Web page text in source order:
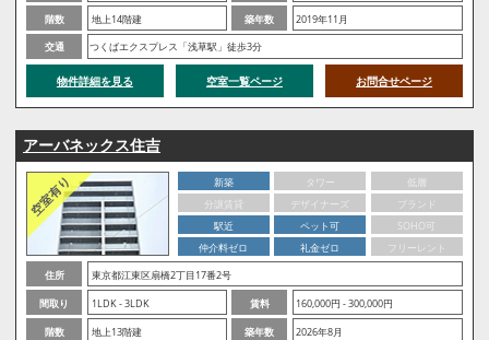
階数
地上14階建 築年数
2019年11月
交通
つくばエクスプレス「浅草駅」徒歩3分
物件詳細を見る 空室一覧ページ お問合せページ
アーバネックス住吉
新築 タワー
低層
分譲賃貸
デザイナーズ
ブランド
駅近
ペット可
SOHO可
仲介料ゼロ
礼金ゼロ
フリーレント
住所
東京都江東区扇橋2丁目17番2号
間取り
1LDK - 3LDK 賃料
160,000円 - 300,000円
階数
地上13階建 築年数
2026年8月